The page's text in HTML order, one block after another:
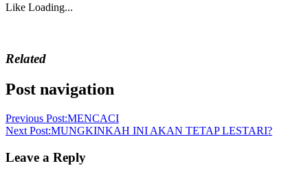
Like Loading...
Related
Post navigation
Previous Post:MENCACI
Next Post:MUNGKINKAH INI AKAN TETAP LESTARI?
Leave a Reply